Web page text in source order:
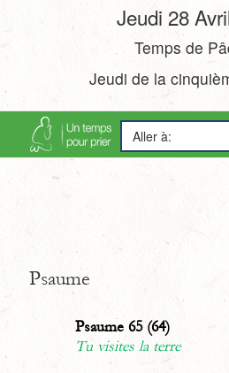
Jeudi 28
Temps de
Jeudi de la
Aller à:
Psaume
Psaume 65 (64)
Tu visites la terre